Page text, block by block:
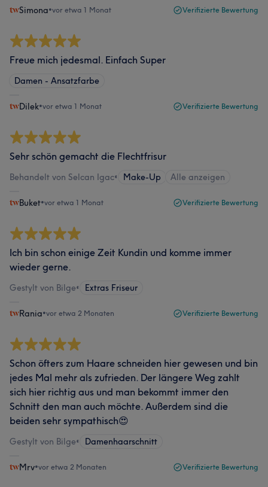
Simona•vor etwa 1 Monat Verifizierte Bewertung
Freue mich jedesmal. Einfach Super
Damen - Ansatzfarbe
Dilek•vor etwa 1 Monat Verifizierte Bewertung
Sehr schön gemacht die Flechtfrisur
Behandelt von Selcan Igac• Make-Up Alle anzeigen
Buket•vor etwa 1 Monat Verifizierte Bewertung
Ich bin schon einige Zeit Kundin und komme immer
wieder gerne.
Gestylt von Bilge• Extras Friseur
Rania•vor etwa 2 Monaten Verifizierte Bewertung
Schon öfters zum Haare schneiden hier gewesen und bin
jedes Mal mehr als zufrieden. Der längere Weg zahlt
sich hier richtig aus und man bekommt immer den
Schnitt den man auch möchte. Außerdem sind die
beiden sehr sympathisch😍
Gestylt von Bilge• Damenhaarschnitt
Mrv•vor etwa 2 Monaten Verifizierte Bewertung